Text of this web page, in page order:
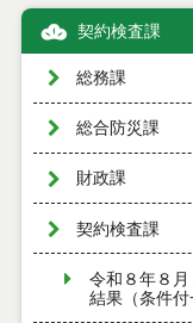
契約検査課
総務課
総合防災課
財政課
契約検査課
令和８年８
結果（条件付